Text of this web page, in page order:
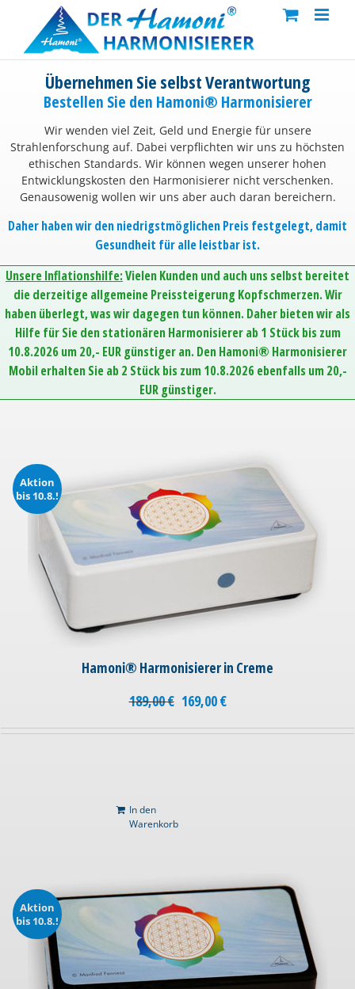
content
Übernehmen Sie selbst Verantwortung
Bestellen Sie den Hamoni® Harmonisierer
Wir wenden viel Zeit, Geld und Energie für unsere
Strahlenforschung auf. Dabei verpflichten wir uns zu höchsten
ethischen Standards. Wir können wegen unserer hohen
Entwicklungskosten den Harmonisierer nicht verschenken.
Genausowenig wollen wir uns aber auch daran bereichern.
Daher haben wir den niedrigstmöglichen Preis festgelegt, damit
Gesundheit für alle leistbar ist.
Unsere Inflationshilfe:Vielen Kunden und auch uns selbst bereitet
die derzeitige allgemeine Preissteigerung Kopfschmerzen. Wir
haben überlegt, was wir dagegen tun können. Daher bieten wir als
Hilfe für Sie den stationären Harmonisierer ab 1 Stück bis zum
10.8.2026 um 20,- EUR günstiger an. Den Hamoni® Harmonisierer
Mobil erhalten Sie ab 2 Stück bis zum 10.8.2026 ebenfalls um 20,-
EUR günstiger.
Aktion
bis 10.8.!
Hamoni® Harmonisierer in Creme
189,00€ 169,00€
In den
Warenkorb
Aktion
bis 10.8.!